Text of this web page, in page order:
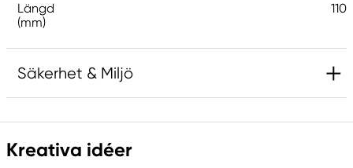
Längd
(mm)
110
Säkerhet & Miljö
Innehåller 5-klor-2-metyl-2H-isotiazol-3-one
och 2-metyl-2H-isotiazol-3-one (3:1) och 1,2-
benzisotiazol-3(2H)-on (biocid). Kan orsaka en
Kreativa idéer